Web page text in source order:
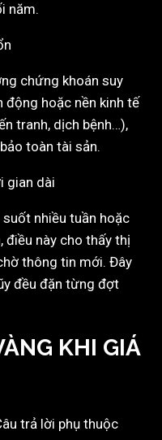
năm.
chứng khoán suy
động hoặc nền kinh tế
tranh, dịch bệnh…),
toàn tài sản.
gian dài
nhiều tuần hoặc
điều này cho thấy thị
thông tin mới. Đây
đều đặn từng đợt
KHI GIÁ
trả lời phụ thuộc